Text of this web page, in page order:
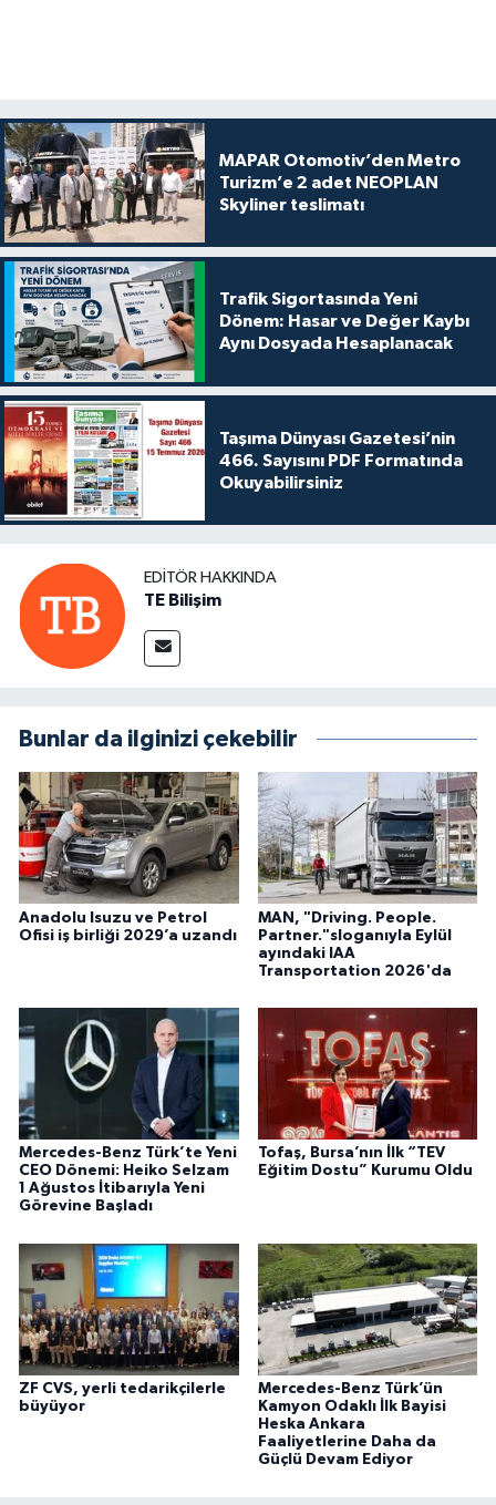
MAPAR Otomotiv’den Metro
Turizm’e 2 adet NEOPLAN
Skyliner teslimatı
Trafik Sigortasında Yeni
Dönem: Hasar ve Değer Kaybı
Aynı Dosyada Hesaplanacak
Taşıma Dünyası Gazetesi’nin
466. Sayısını PDF Formatında
Okuyabilirsiniz
EDITÖR HAKKINDA
TE Bilişim
Bunlar da ilginizi çekebilir
Anadolu Isuzu ve Petrol
Ofisi iş birliği 2029’a uzandı
MAN, "Driving. People.
Partner."sloganıyla Eylül
ayındaki IAA
Transportation 2026'da
Mercedes-Benz Türk’te Yeni
CEO Dönemi: Heiko Selzam
1 Ağustos İtibarıyla Yeni
Görevine Başladı
Tofaş, Bursa’nın İlk “TEV
Eğitim Dostu” Kurumu Oldu
ZF CVS, yerli tedarikçilerle
büyüyor
Mercedes-Benz Türk’ün
Kamyon Odaklı İlk Bayisi
Heska Ankara
Faaliyetlerine Daha da
Güçlü Devam Ediyor